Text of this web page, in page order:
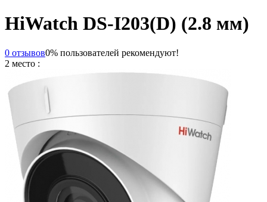
HiWatch DS-I203(D) (2.8 мм)
0 отзывов0% пользователей рекомендуют!
2 место :